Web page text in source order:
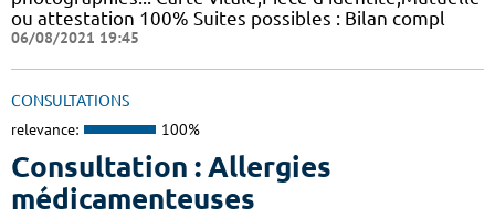
ou attestation 100% Suites possibles : Bilan compl
06/08/2021 19:45
CONSULTATIONS
relevance: 100%
Consultation : Allergies
médicamenteuses